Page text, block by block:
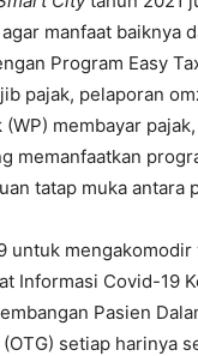
manfaat baiknya
Program Easy
pajak, pelaporan
(WP) membayar
memanfaatkan
tatap muka antara
untuk
Informasi Covid-19
Pasien
setiap harinya